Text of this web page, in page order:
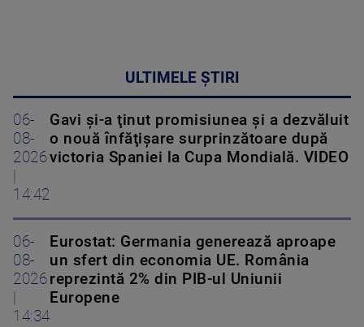
ULTIMELE ȘTIRI
06-
08-
2026
14:42
Gavi şi-a ţinut promisiunea şi a dezvăluit
o nouă înfăţişare surprinzătoare după
victoria Spaniei la Cupa Mondială. VIDEO
06-
08-
2026
14:34
Eurostat: Germania generează aproape
un sfert din economia UE. România
reprezintă 2% din PIB-ul Uniunii
Europene